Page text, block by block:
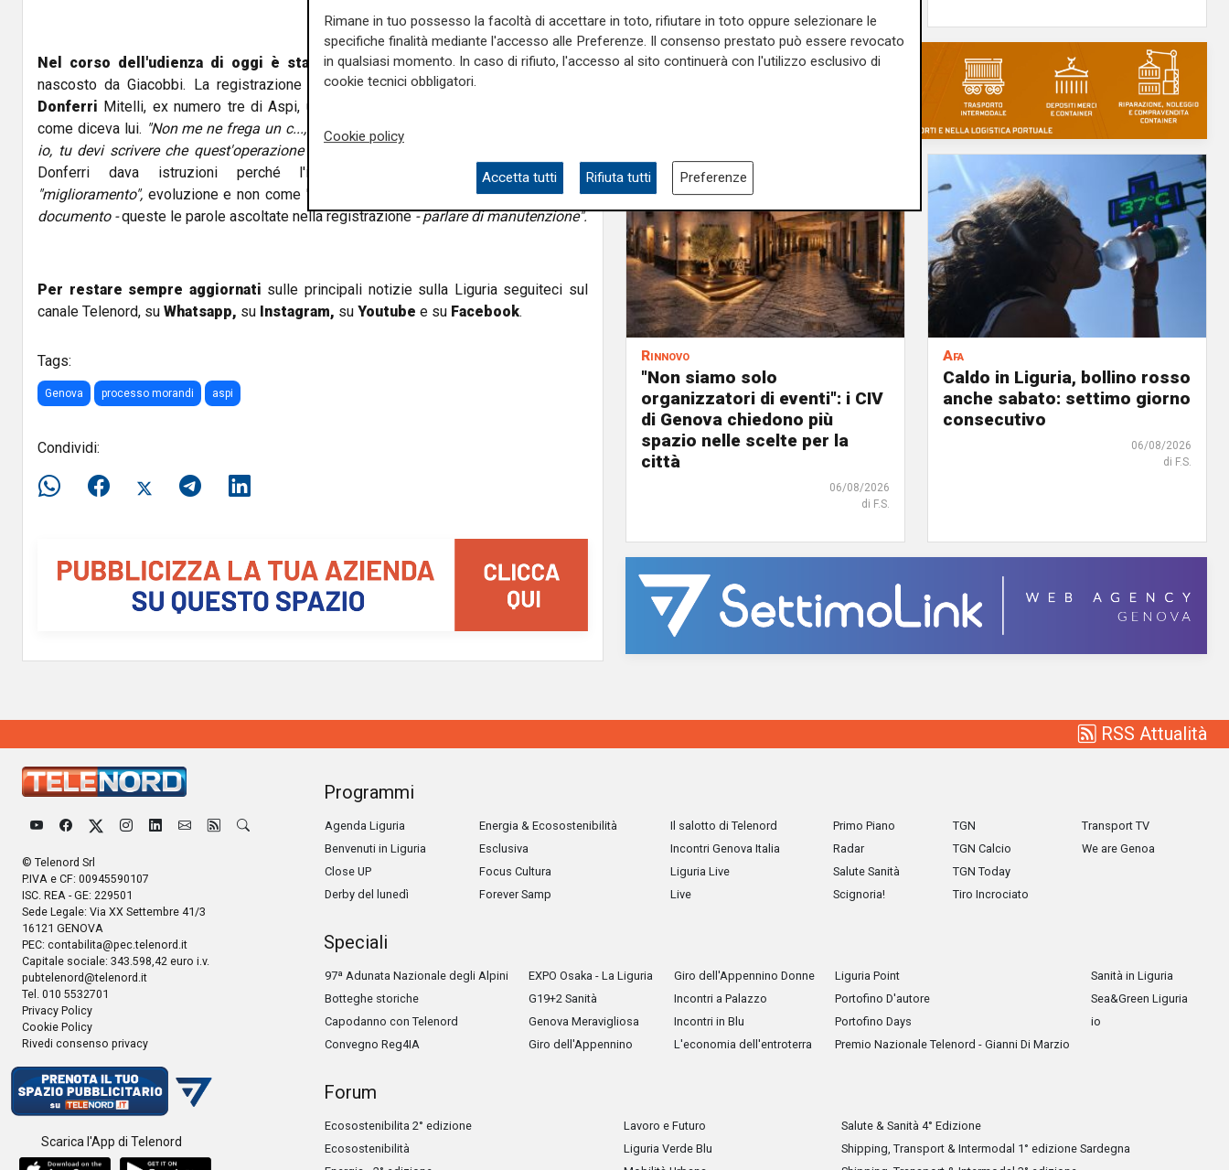
Nel corso dell'udienza di oggi è stato fatto sentire un audio, registrato di
nascosto da Giacobbi. La registrazione è del 5 luglio 2017 e si sente
Donferri Mitelli, ex numero tre di Aspi, urlare contro gli altri perché dovevano fare
come diceva lui. "Non me ne frega un c..., fa quello che dico io".
io, tu devi scrivere che quest'operazione aumenta la vita utile del viadotto. Punto".
Donferri dava istruzioni perché l'intervento venisse classificato come
"miglioramento", evoluzione e non come "manutenzione":
"Non dovrai mai in nessun
documento -queste le parole ascoltate nella registrazione- parlare di manutenzione".
Per restare sempre aggiornati sulle principali notizie sulla Liguria seguiteci sul
canale Telenord, su Whatsapp, su Instagram, su Youtube e su Facebook.
Tags:
Genova processo morandi aspi
Condividi:
Rinnovo
"Non siamo solo
organizzatori di eventi": i CIV
di Genova chiedono più
spazio nelle scelte per la
città
06/08/2026
di F.S.
Afa
Caldo in Liguria, bollino rosso
anche sabato: settimo giorno
consecutivo
06/08/2026
di F.S.
RSS Attualità
© Telenord Srl
P.IVA e CF: 00945590107
ISC. REA - GE: 229501
Sede Legale: Via XX Settembre 41/3
16121 GENOVA
PEC: contabilita@pec.telenord.it
Capitale sociale: 343.598,42 euro i.v.
pubtelenord@telenord.it
Tel. 010 5532701
Privacy Policy
Cookie Policy
Rivedi consenso privacy
Scarica l'App di Telenord
Programmi
Agenda Liguria
Benvenuti in Liguria
Close UP
Derby del lunedì
Energia & Ecosostenibilità
Esclusiva
Focus Cultura
Forever Samp
Il salotto di Telenord
Incontri Genova Italia
Liguria Live
Live
Primo Piano
Radar
Salute Sanità
Scignoria!
TGN
TGN Calcio
TGN Today
Tiro Incrociato
Transport TV
We are Genoa
Speciali
97ª Adunata Nazionale degli Alpini
Botteghe storiche
Capodanno con Telenord
Convegno Reg4IA
EXPO Osaka - La Liguria
G19+2 Sanità
Genova Meravigliosa
Giro dell'Appennino
Giro dell'Appennino Donne
Incontri a Palazzo
Incontri in Blu
L'economia dell'entroterra
Liguria Point
Portofino D'autore
Portofino Days
Premio Nazionale Telenord - Gianni Di Marzio
Sanità in Liguria
Sea&Green Liguria
io
Forum
Ecosostenibilita 2° edizione
Ecosostenibilità
Lavoro e Futuro
Liguria Verde Blu
Salute & Sanità 4° Edizione
Shipping, Transport & Intermodal 1° edizione Sardegna
Rimane in tuo possesso la facoltà di accettare in toto, rifiutare in toto oppure selezionare le
specifiche finalità mediante l'accesso alle Preferenze. Il consenso prestato può essere revocato
in qualsiasi momento. In caso di rifiuto, l'accesso al sito continuerà con l'utilizzo esclusivo di
cookie tecnici obbligatori.
Cookie policy
Accetta tutti Rifiuta tutti Preferenze